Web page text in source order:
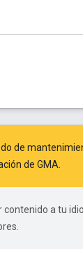
de
de GMA
contenido a tu